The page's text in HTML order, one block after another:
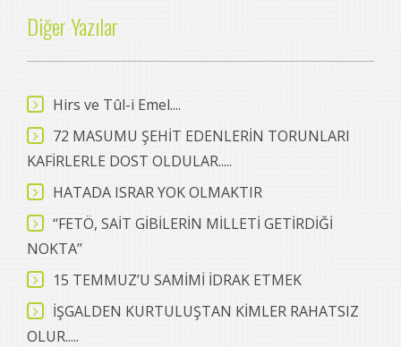
Diğer Yazılar
Hirs ve Tûl-i Emel....
72 MASUMU ŞEHİT EDENLERİN TORUNLARI
KAFİRLERLE DOST OLDULAR.....
HATADA ISRAR YOK OLMAKTIR
‘‘FETÖ, SAİT GİBİLERİN MİLLETİ GETİRDİĞİ
NOKTA’’
15 TEMMUZ’U SAMİMİ İDRAK ETMEK
İŞGALDEN KURTULUŞTAN KİMLER RAHATSIZ
OLUR.....